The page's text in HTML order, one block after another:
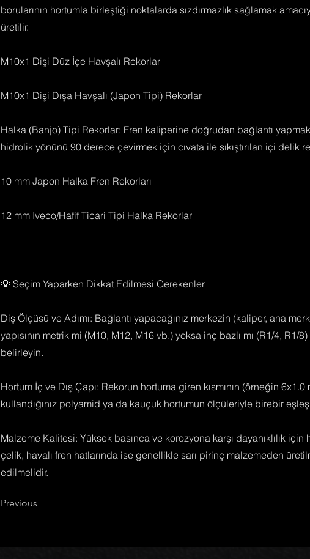
borularının hortumla birleştiği noktalarda sızdırmazlık sağlamak
üretilir.
M10x1 Dişi Düz İçe Havşalı Rekorlar
M10x1 Dişi Dışa Havşalı (Japon Tipi) Rekorlar
Halka (Banjo) Tipi Rekorlar: Fren kaliperine doğrudan bağlantı
hidrolik yönünü 90 derece çevirmek için cıvata ile sıkıştırılan içi delik
10 mm Japon Halka Fren Rekorları
12 mm Iveco/Hafif Ticari Tipi Halka Rekorlar
💡 Seçim Yaparken Dikkat Edilmesi Gerekenler
Diş Ölçüsü ve Adımı: Bağlantı yapacağınız merkezin (kaliper, ana
yapısının metrik mi (M10, M12, M16 vb.) yoksa inç bazlı mı (R1/4, R1/
belirleyin.
Hortum İç ve Dış Çapı: Rekorun hortuma giren kısmının (örneğin
kullandığınız polyamid ya da kauçuk hortumun ölçüleriyle birebir
Malzeme Kalitesi: Yüksek basınca ve korozyona karşı dayanıklılık için
çelik, havalı fren hatlarında ise genellikle sarı pirinç malzemeden
edilmelidir.
Previous